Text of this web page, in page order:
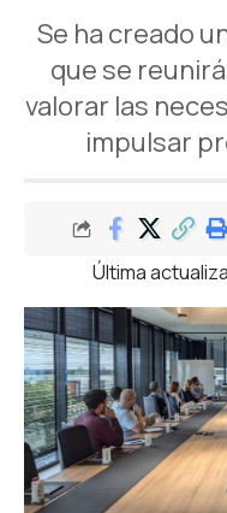
Se ha creado
que se
valorar las
impulsar
Última